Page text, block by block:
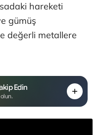
hareketi
gümüş
değerli metallere
Edin